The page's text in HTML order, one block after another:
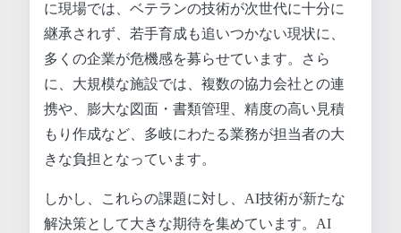
に現場では、ベテランの技術が次世代に十分に
継承されず、若手育成も追いつかない現状に、
多くの企業が危機感を募らせています。さら
に、大規模な施設では、複数の協力会社との連
携や、膨大な図面・書類管理、精度の高い見積
もり作成など、多岐にわたる業務が担当者の大
きな負担となっています。
しかし、これらの課題に対し、AI技術が新たな
解決策として大きな期待を集めています。AI